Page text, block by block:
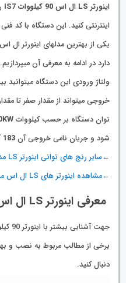
اینورتر LS ال اس 90 کیلووات IS7
یکی از بهترین مدلهای اینورتر ال
دارد در ادامه به معرفی آن میپردازیم.
خروجی میتواند از مقدار صفر تا
توان دستگاه بر حسب کیلووات
شود و جریان نامی خروجی آن 183
←سایر رنج های توانی اینورتر LS مدل IS7→
←مشاهده اینورتر های LS ال اس مدل IG5 A و سایر مدل ها→
معرفی اینورتر LS ال اس 90 کیلووات IS7
برخی از مطالب مربوط به نصب و
دنبال کنید.